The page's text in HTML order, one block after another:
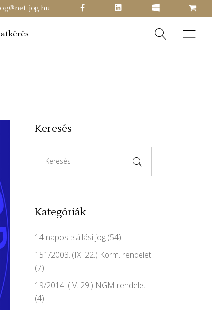
jog.hu facebook
shopping-
cart
Keresés
for:
Kategóriák
14 napos elállási jog(54)
151/2003. (IX. 22.) Korm. rendelet
(7)
19/2014. (IV. 29.) NGM rendelet
(4)